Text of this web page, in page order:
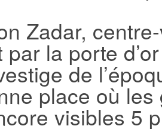
Zadar,
par la porte
de
place où
visibles 5